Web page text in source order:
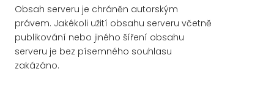
tažné zařízení
venkovní teploměr
Volba jízdního režimu
Obsah serveru je chráněn autorským
právem. Jakékoli užití obsahu serveru včetně
publikování nebo jiného šíření obsahu
serveru je bez písemného souhlasu
zakázáno.